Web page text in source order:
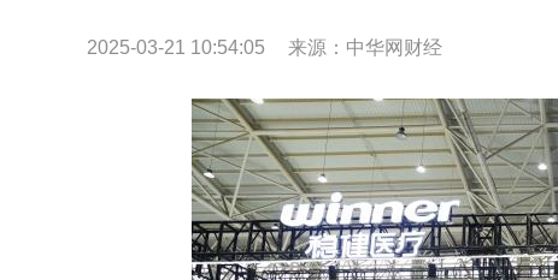
2025-03-21 10:54:05 来源：中华网财经